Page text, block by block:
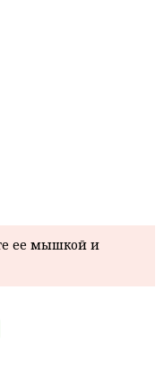
ее мышкой и